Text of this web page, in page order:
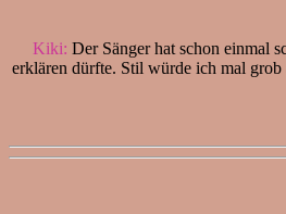
Kiki: Der Sänger hat schon einmal
erklären dürfte. Stil würde ich mal